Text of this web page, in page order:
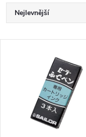
Ř
a
Nejlevnější